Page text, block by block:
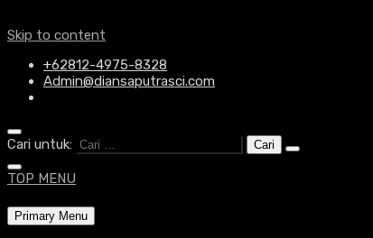
Skip to content
+62812-4975-8328
Admin@diansaputrasci.com
Cari untuk:
TOP MENU
Primary Menu